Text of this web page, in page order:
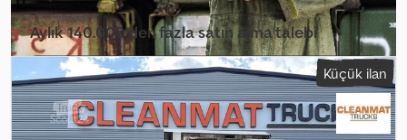
Aylık 140.000'den fazla satın alma talebi
Bayi paketini seçin Küçük ilan